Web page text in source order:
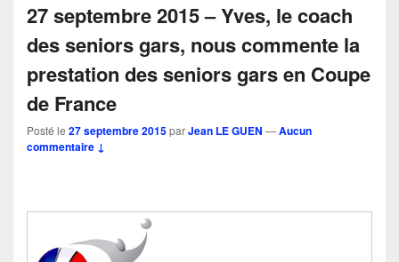
27 septembre 2015 – Yves, le coach
des seniors gars, nous commente la
prestation des seniors gars en Coupe
de France
Posté le 27 septembre 2015parJean LE GUEN —Aucun
commentaire ↓